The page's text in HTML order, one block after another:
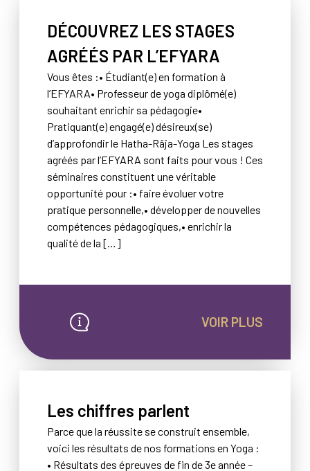
DÉCOUVREZ LES STAGES
AGRÉÉS PAR L’EFYARA
Vous êtes :• Étudiant(e) en formation à
l’EFYARA• Professeur de yoga diplômé(e)
souhaitant enrichir sa pédagogie•
Pratiquant(e) engagé(e) désireux(se)
d’approfondir le Hatha-Râja-Yoga Les stages
agréés par l’EFYARA sont faits pour vous ! Ces
séminaires constituent une véritable
opportunité pour :• faire évoluer votre
pratique personnelle,• développer de nouvelles
compétences pédagogiques,• enrichir la
qualité de la […]
VOIR PLUS
Les chiffres parlent
Parce que la réussite se construit ensemble,
voici les résultats de nos formations en Yoga :
• Résultats des épreuves de fin de 3e année –